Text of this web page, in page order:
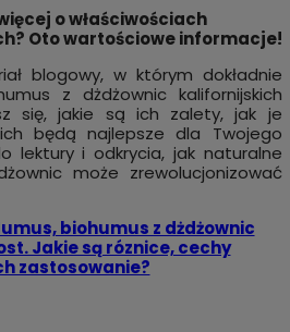
o właściwościach
Oto wartościowe informacje!
blogowy, w którym dokładnie
z dżdżownic kalifornijskich
się, jakie są ich zalety, jak je
będą najlepsze dla Twojego
lektury i odkrycia, jak naturalne
może zrewolucjonizować
biohumus z dżdżownic
Jakie są róznice, cechy
zastosowanie?